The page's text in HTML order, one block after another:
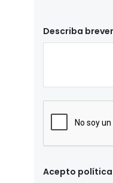
Describa
Acepto